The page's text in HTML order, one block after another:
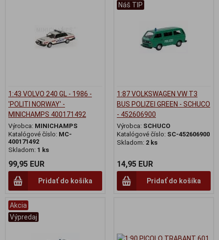
1:43 VOLVO 240 GL - 1986 -
'POLITI NORWAY' -
MINICHAMPS 400171492
Výrobca: MINICHAMPS
Katalógové číslo: MC-
400171492
Skladom: 1 ks
99,95 EUR
Pridať do košíka
Náš TIP
1:87 VOLKSWAGEN VW T3
BUS POLIZEI GREEN - SCHUCO
- 452606900
Výrobca: SCHUCO
Katalógové číslo: SC-452606900
Skladom: 2 ks
14,95 EUR
Pridať do košíka
Akcia
Výpredaj